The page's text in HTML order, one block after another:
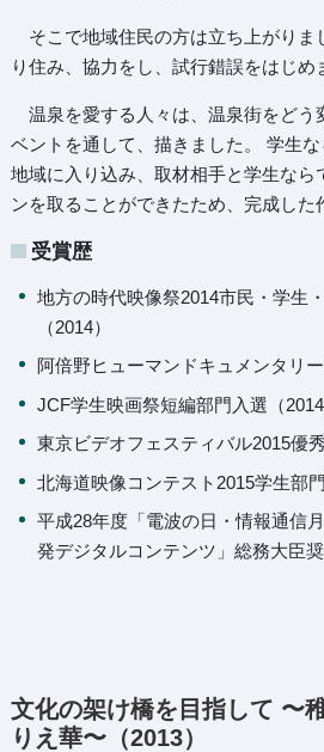
そこで地域住民の方は立ち上がりま
り住み、協力をし、試行錯誤をはじめ
温泉を愛する人々は、温泉街をどう
ベントを通して、描きました。 学生
地域に入り込み、取材相手と学生なら
ンを取ることができたため、完成した
受賞歴
地方の時代映像祭2014市民・学生
（2014）
阿倍野ヒューマンドキュメンタリ
JCF学生映画祭短編部門入選（2014
東京ビデオフェスティバル2015優
北海道映像コンテスト2015学生部
平成28年度「電波の日・情報通信
発デジタルコンテンツ」総務大臣奨
文化の架け橋を目指して 〜
りえ華〜（2013）